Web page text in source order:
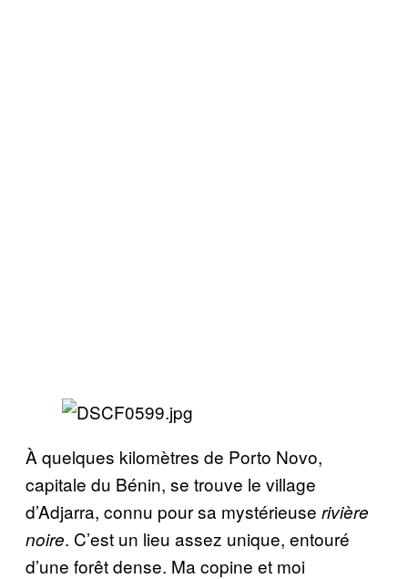
À quelques kilomètres de Porto Novo,
capitale du Bénin, se trouve le village
d’Adjarra, connu pour sa mystérieuse rivière
noire. C’est un lieu assez unique, entouré
d’une forêt dense. Ma copine et moi